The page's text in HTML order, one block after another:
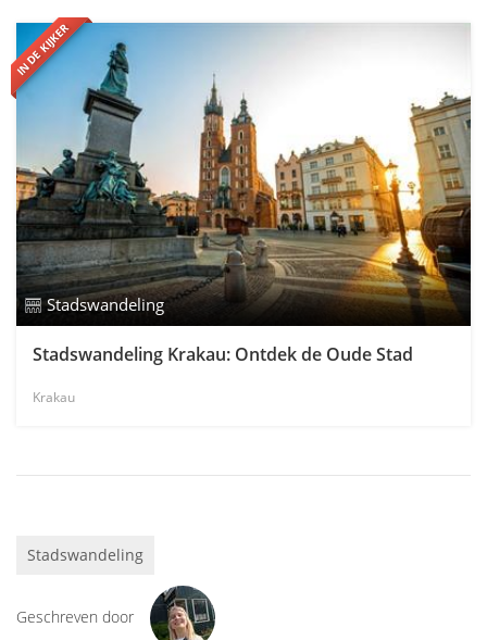
IN DE KIJKER
Stadswandeling
Stadswandeling Krakau: Ontdek de Oude Stad
Krakau
Stadswandeling
Geschreven door